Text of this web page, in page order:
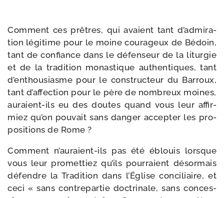
Comment ces prêtres, qui avaient tant d’ad­mi­ra­
tion légi­time pour le moine cou­ra­geux de Bédoin,
tant de confiance dans le défen­seur de la litur­gie
et de la tra­di­tion monas­tique authen­tiques, tant
d’en­thou­siasme pour le construc­teur du Barroux,
tant d’af­fec­tion pour le père de nom­breux moines,
auraient-​ils eu des doutes quand vous leur affir­
miez qu’on pou­vait sans dan­ger accep­ter les pro­
po­si­tions de Rome ?
Comment n’auraient-​ils pas été éblouis lorsque
vous leur pro­met­tiez qu’ils pour­raient désor­mais
défendre la Tradition dans l’Église conci­liaire, et
ceci « sans contre­par­tie doc­tri­nale, sans conces­